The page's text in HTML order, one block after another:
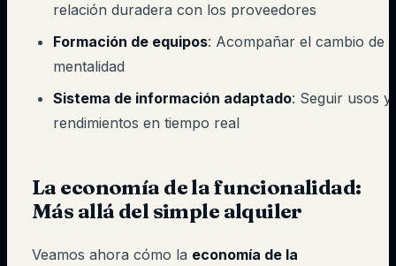
relación duradera con los proveedores
Formación de equipos: Acompañar el cambio de
mentalidad
Sistema de información adaptado: Seguir usos y
rendimientos en tiempo real
La economía de la funcionalidad:
Más allá del simple alquiler
Veamos ahora cómo la economía de la